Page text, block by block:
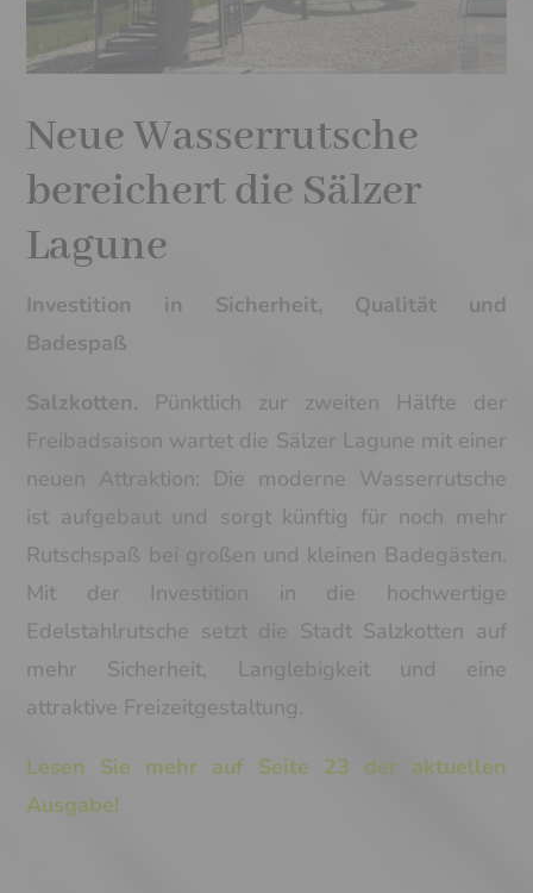
Neue Wasserrutsche
bereichert die Sälzer
Lagune
Investition in Sicherheit, Qualität und
Badespaß
Salzkotten. Pünktlich zur zweiten Hälfte der
Freibadsaison wartet die Sälzer Lagune mit einer
neuen Attraktion: Die moderne Wasserrutsche
ist aufgebaut und sorgt künftig für noch mehr
Rutschspaß bei großen und kleinen Badegästen.
Mit der Investition in die hochwertige
Edelstahlrutsche setzt die Stadt Salzkotten auf
mehr Sicherheit, Langlebigkeit und eine
attraktive Freizeitgestaltung.
Lesen Sie mehr auf Seite 23 der aktuellen
Ausgabe!